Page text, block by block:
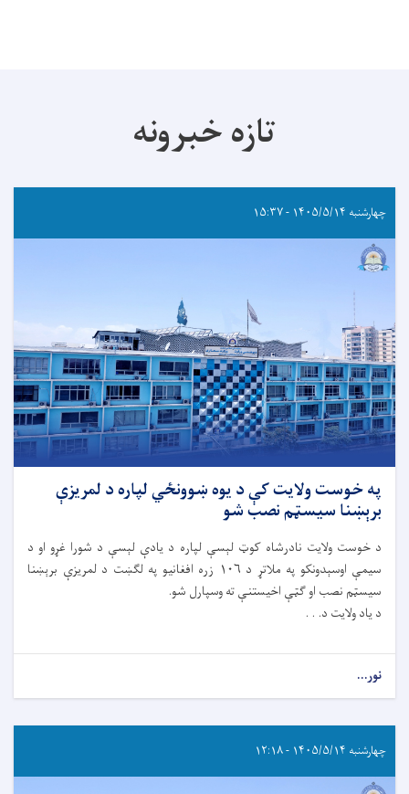
تازه خبرونه
چهارشنبه ۱۴۰۵/۵/۱۴ - ۱۵:۳۷
په خوست ولایت کې د یوه ښوونځي لپاره د لمریزې
برېښنا سیسټم نصب شو
د خوست ولایت نادرشاه کوټ لېسې لپاره د یادې لېسې د شورا غړو او د
سیمې اوسېدونکو په ملاتړ د ۱۰۶ زره افغانیو په لګښت د لمریزې برېښنا
سیسټم نصب او ګټې اخیستنې ته وسپارل شو.
د یاد ولایت د. . .
نور...
چهارشنبه ۱۴۰۵/۵/۱۴ - ۱۲:۱۸